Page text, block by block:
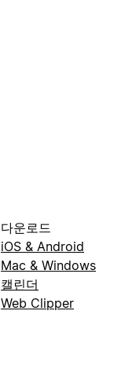
다운로드
iOS & Android
Mac & Windows
캘린더
Web Clipper